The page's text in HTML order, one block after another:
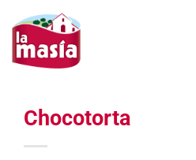
contenido
Chocotorta